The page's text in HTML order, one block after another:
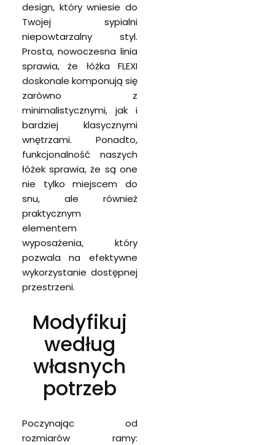
design, który wniesie do
Twojej sypialni
niepowtarzalny styl.
Prosta, nowoczesna linia
sprawia, że łóżka FLEXI
doskonale komponują się
zarówno z
minimalistycznymi, jak i
bardziej klasycznymi
wnętrzami. Ponadto,
funkcjonalność naszych
łóżek sprawia, że są one
nie tylko miejscem do
snu, ale również
praktycznym
elementem
wyposażenia, który
pozwala na efektywne
wykorzystanie dostępnej
przestrzeni.
Modyfikuj
według
własnych
potrzeb
Poczynając od
rozmiarów ramy: